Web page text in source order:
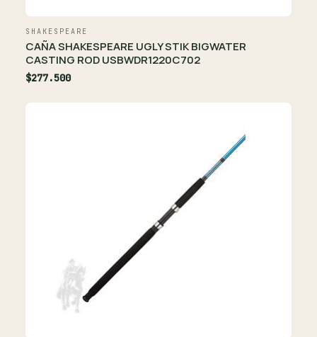
SHAKESPEARE
CAÑA SHAKESPEARE UGLY STIK BIGWATER
CASTING ROD USBWDR1220C702
$277.500